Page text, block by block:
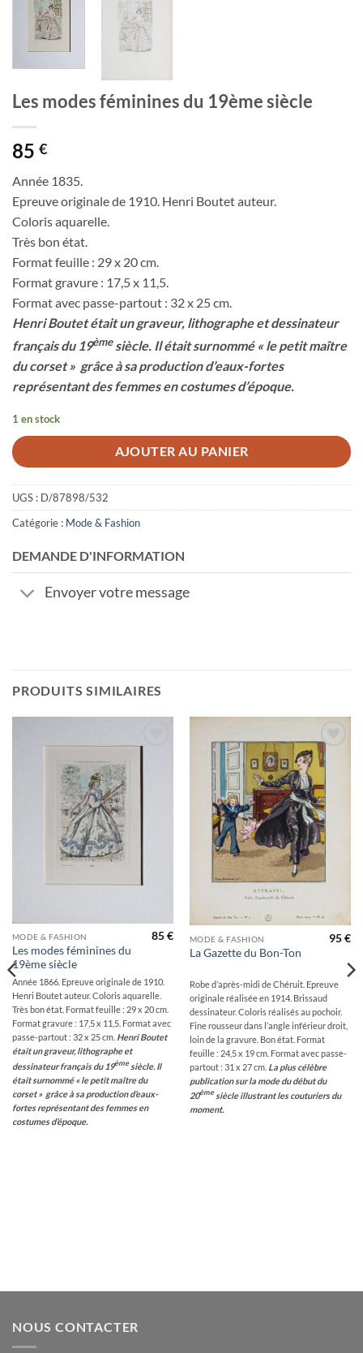
Les modes féminines du 19ème siècle
85 €
Année 1835.
Epreuve originale de 1910. Henri Boutet auteur.
Coloris aquarelle.
Très bon état.
Format feuille : 29 x 20 cm.
Format gravure : 17,5 x 11,5.
Format avec passe-partout : 32 x 25 cm.
Henri Boutet était un graveur, lithographe et dessinateur
français du 19èmesiècle. Il était surnommé « le petit maître
du corset » grâce à sa production d’eaux-fortes
représentant des femmes en costumes d’époque.
1 en stock
AJOUTER AU PANIER
UGS : D/87898/532
Catégorie : Mode & Fashion
DEMANDE D'INFORMATION
Envoyer votre message
PRODUITS SIMILAIRES
MODE & FASHION
Les modes féminines du
19ème siècle
85€
Année 1866. Epreuve originale de 1910.
Henri Boutet auteur. Coloris aquarelle.
Très bon état. Format feuille : 29 x 20 cm.
Format gravure : 17,5 x 11,5. Format avec
passe-partout : 32 x 25 cm. Henri Boutet
était un graveur, lithographe et
dessinateur français du 19èmesiècle. Il
était surnommé « le petit maître du
corset » grâce à sa production d’eaux-
fortes représentant des femmes en
costumes d’époque.
Ajouter
à la
wishlist
MODE & FASHION
La Gazette du Bon-Ton
95€
Robe d’après-midi de Chéruit. Epreuve
originale réalisée en 1914. Brissaud
dessinateur. Coloris réalisés au pochoir.
Fine rousseur dans l’angle inférieur droit,
loin de la gravure. Bon état. Format
feuille : 24,5 x 19 cm. Format avec passe-
partout : 31 x 27 cm. La plus célèbre
publication sur la mode du début du
20èmesiècle illustrant les couturiers du
moment.
NOUS CONTACTER